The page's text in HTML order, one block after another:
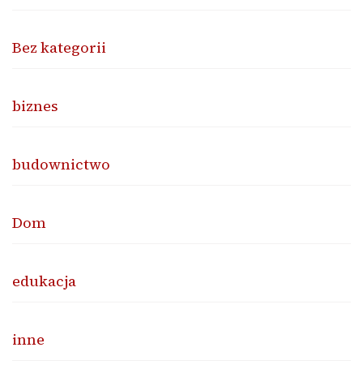
Bez kategorii
biznes
budownictwo
Dom
edukacja
inne